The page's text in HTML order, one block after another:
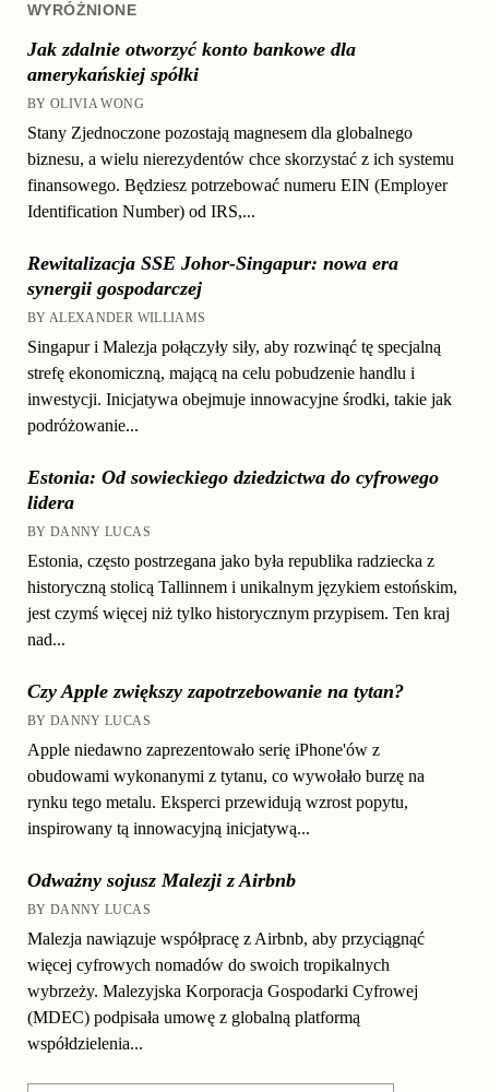
WYRÓŻNIONE
Jak zdalnie otworzyć konto bankowe dla
amerykańskiej spółki
BY OLIVIA WONG
Stany Zjednoczone pozostają magnesem dla globalnego
biznesu, a wielu nierezydentów chce skorzystać z ich systemu
finansowego. Będziesz potrzebować numeru EIN (Employer
Identification Number) od IRS,...
Rewitalizacja SSE Johor-Singapur: nowa era
synergii gospodarczej
BY ALEXANDER WILLIAMS
Singapur i Malezja połączyły siły, aby rozwinąć tę specjalną
strefę ekonomiczną, mającą na celu pobudzenie handlu i
inwestycji. Inicjatywa obejmuje innowacyjne środki, takie jak
podróżowanie...
Estonia: Od sowieckiego dziedzictwa do cyfrowego
lidera
BY DANNY LUCAS
Estonia, często postrzegana jako była republika radziecka z
historyczną stolicą Tallinnem i unikalnym językiem estońskim,
jest czymś więcej niż tylko historycznym przypisem. Ten kraj
nad...
Czy Apple zwiększy zapotrzebowanie na tytan?
BY DANNY LUCAS
Apple niedawno zaprezentowało serię iPhone'ów z
obudowami wykonanymi z tytanu, co wywołało burzę na
rynku tego metalu. Eksperci przewidują wzrost popytu,
inspirowany tą innowacyjną inicjatywą...
Odważny sojusz Malezji z Airbnb
BY DANNY LUCAS
Malezja nawiązuje współpracę z Airbnb, aby przyciągnąć
więcej cyfrowych nomadów do swoich tropikalnych
wybrzeży. Malezyjska Korporacja Gospodarki Cyfrowej
(MDEC) podpisała umowę z globalną platformą
współdzielenia...